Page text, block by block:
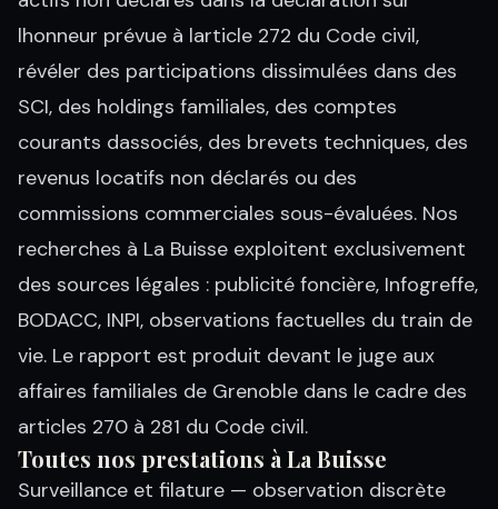
lhonneur prévue à larticle 272 du Code civil,
révéler des participations dissimulées dans des
SCI, des holdings familiales, des comptes
courants dassociés, des brevets techniques, des
revenus locatifs non déclarés ou des
commissions commerciales sous-évaluées. Nos
recherches à La Buisse exploitent exclusivement
des sources légales : publicité foncière, Infogreffe,
BODACC, INPI, observations factuelles du train de
vie. Le rapport est produit devant le juge aux
affaires familiales de Grenoble dans le cadre des
articles 270 à 281 du Code civil.
Toutes nos prestations à La Buisse
Surveillance et filature — observation discrète